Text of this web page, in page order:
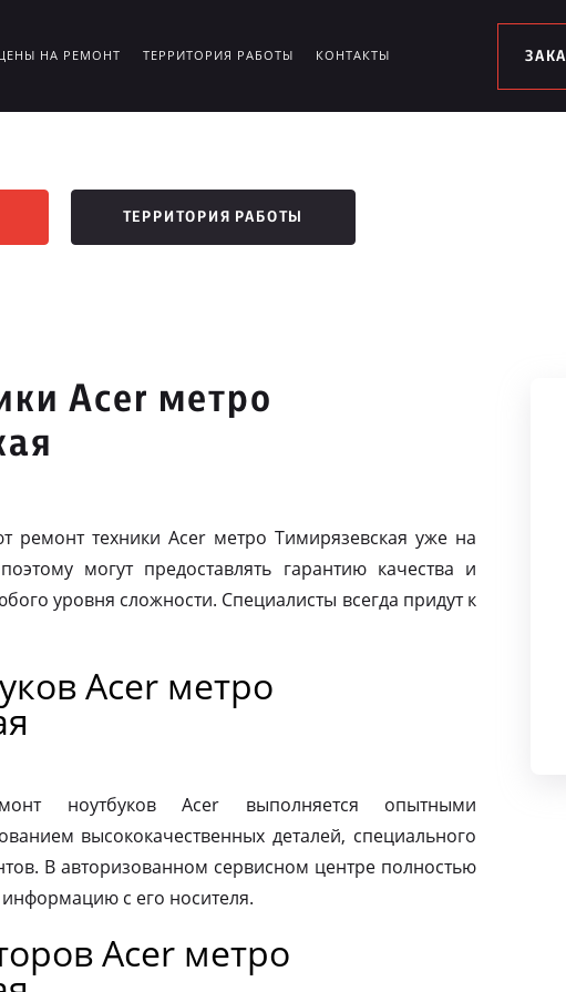
НА РЕМОНТ ТЕРРИТОРИЯ РАБОТЫ КОНТАКТЫ
ТЕРРИТОРИЯ РАБОТЫ
Acer метро
ремонт техники Acer метро Тимирязевская уже на
могут предоставлять гарантию качества и
уровня сложности. Специалисты всегда придут к
Acer метро
ноутбуков Acer выполняется опытными
высококачественных деталей, специального
В авторизованном сервисном центре полностью
с его носителя.
Acer метро